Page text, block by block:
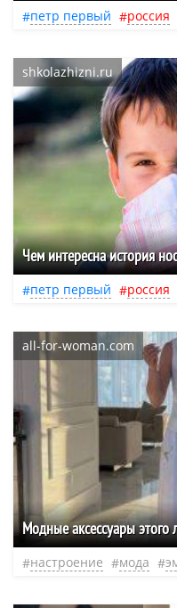
петр первый россия
shkolazhizni.ru
Чем интересна история
петр первый россия
all-for-woman.com
Модные аксессуары этого
настроение мода